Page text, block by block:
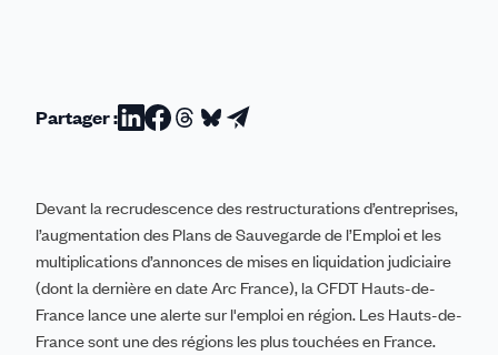
Partager :Partager
Linkedin
Partager
Facebook
Partager
Threads
Partager
Bluesky
Partager
email
Devant la recrudescence des restructurations d’entreprises,
l’augmentation des Plans de Sauvegarde de l’Emploi et les
multiplications d’annonces de mises en liquidation judiciaire
(dont la dernière en date Arc France), la CFDT Hauts-de-
France lance une alerte sur l'emploi en région. Les Hauts-de-
France sont une des régions les plus touchées en France.